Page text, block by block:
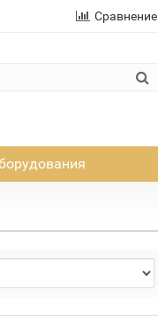
Сравнение